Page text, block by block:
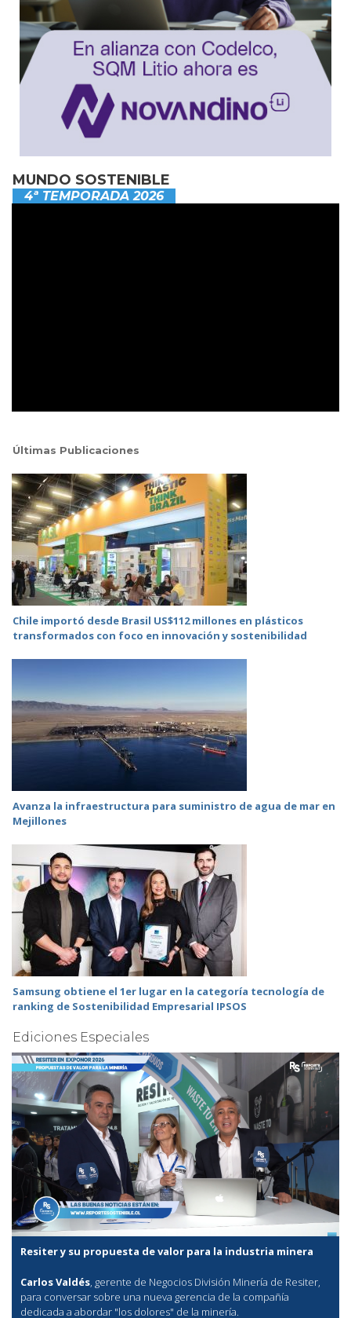
MUNDO SOSTENIBLE
4ª TEMPORADA 2026
Últimas Publicaciones
Chile importó desde Brasil US$112 millones en plásticos
transformados con foco en innovación y sostenibilidad
Avanza la infraestructura para suministro de agua de mar en
Mejillones
Samsung obtiene el 1er lugar en la categoría tecnología de
ranking de Sostenibilidad Empresarial IPSOS
Ediciones Especiales
Resiter y su propuesta de valor para la industria minera
Carlos Valdés, gerente de Negocios División Minería de Resiter,
para conversar sobre una nueva gerencia de la compañía
dedicada a abordar "los dolores" de la minería.